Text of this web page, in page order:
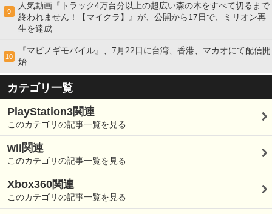
9
人気動画『トラック4万台分以上の超広い森の木をすべて切るまで
終われません！【マイクラ】』が、公開から17日で、ミリオン再
生を達成
10
『マビノギモバイル』、7月22日に台湾、香港、マカオにて配信開
始
カテゴリ一覧
PlayStation3関連
このカテゴリの記事一覧を見る
wii関連
このカテゴリの記事一覧を見る
Xbox360関連
このカテゴリの記事一覧を見る